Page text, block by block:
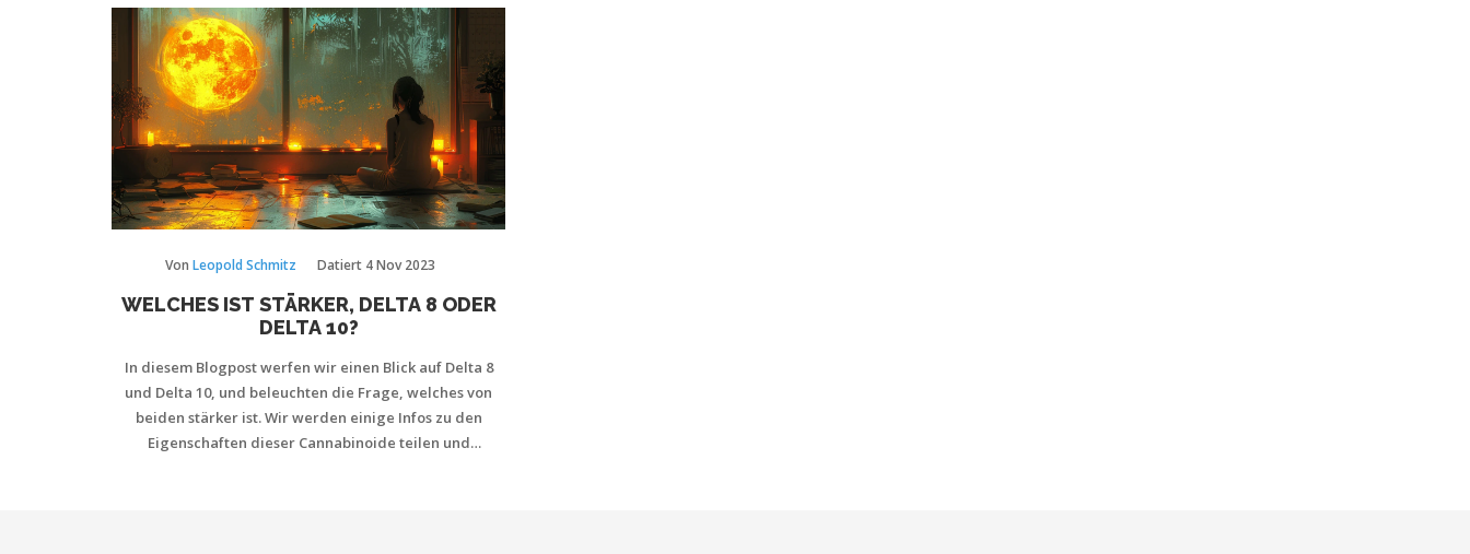
Von Leopold Schmitz Datiert 4 Nov 2023
WELCHES IST STÄRKER, DELTA 8 ODER
DELTA 10?
In diesem Blogpost werfen wir einen Blick auf Delta 8
und Delta 10, und beleuchten die Frage, welches von
beiden stärker ist. Wir werden einige Infos zu den
Eigenschaften dieser Cannabinoide teilen und